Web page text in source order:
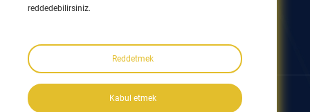
0086 152 5144 1199
Bizi takip edin:
reddedebilirsiniz.
Reddetmek
Kabul etmek